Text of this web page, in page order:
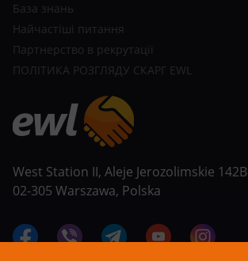
West Station II, Aleje Jerozolimskie 142B
02-305 Warszawa, Polska
База знань
Найчастіші питання
Партнерство в рекрутації
ПОЛІТИКА РОЗГЛЯДУ СКАРГ EWL